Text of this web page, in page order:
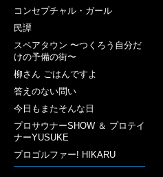
コンセプチャル・ガール
民譚
スペアタウン 〜つくろう自分だ
けの予備の街〜
柳さん ごはんですよ
答えのない問い
今日もまたそんな日
プロサウナーSHOW ＆ プロテイ
ナーYUSUKE
プロゴルファー! HIKARU